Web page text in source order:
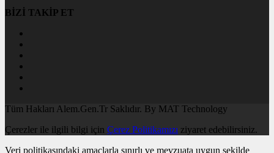
BİZİ TAKİP ET
Tüm Hakları Alem.Gen.Tr Saklıdır. By MAT Technology
Çerezler ile ilgili bilgi için Çerez Politikamızı ziyaret edebilirsiniz.
Veri politikasındaki amaçlarla sınırlı ve mevzuata uygun şekilde